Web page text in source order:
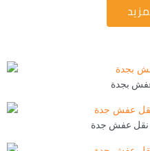
بجدة
عفش جدة